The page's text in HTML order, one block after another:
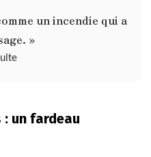
un incendie qui a
»
un fardeau